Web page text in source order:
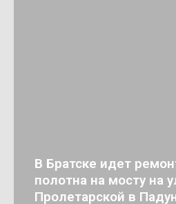
В Братске идет
полотна на мосту на
Пролетарской в